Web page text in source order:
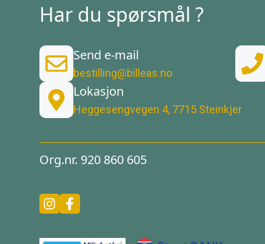
Har du spørsmål ?
Send e-mail
bestilling@billeas.no
Lokasjon
Heggesengvegen 4, 7715 Steinkjer
Org.nr. 920 860 605